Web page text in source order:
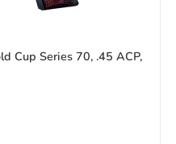
Cup Series 70, .45 ACP,